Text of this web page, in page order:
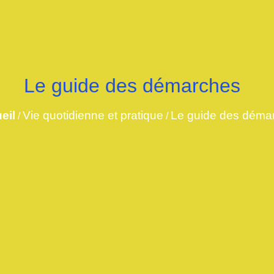
Le guide des démarches
/Vie quotidienne et pratique / Le guide des